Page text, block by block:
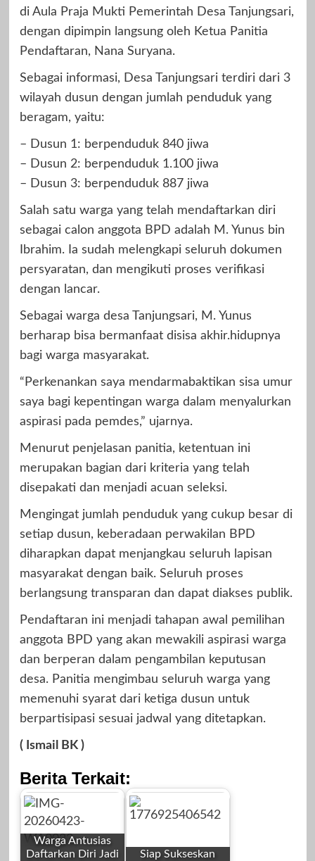
di Aula Praja Mukti Pemerintah Desa Tanjungsari,
dengan dipimpin langsung oleh Ketua Panitia
Pendaftaran, Nana Suryana.
Sebagai informasi, Desa Tanjungsari terdiri dari 3
wilayah dusun dengan jumlah penduduk yang
beragam, yaitu:
– Dusun 1: berpenduduk 840 jiwa
– Dusun 2: berpenduduk 1.100 jiwa
– Dusun 3: berpenduduk 887 jiwa
Salah satu warga yang telah mendaftarkan diri
sebagai calon anggota BPD adalah M. Yunus bin
Ibrahim. Ia sudah melengkapi seluruh dokumen
persyaratan, dan mengikuti proses verifikasi
dengan lancar.
Sebagai warga desa Tanjungsari, M. Yunus
berharap bisa bermanfaat disisa akhir.hidupnya
bagi warga masyarakat.
“Perkenankan saya mendarmabaktikan sisa umur
saya bagi kepentingan warga dalam menyalurkan
aspirasi pada pemdes,” ujarnya.
Menurut penjelasan panitia, ketentuan ini
merupakan bagian dari kriteria yang telah
disepakati dan menjadi acuan seleksi.
Mengingat jumlah penduduk yang cukup besar di
setiap dusun, keberadaan perwakilan BPD
diharapkan dapat menjangkau seluruh lapisan
masyarakat dengan baik. Seluruh proses
berlangsung transparan dan dapat diakses publik.
Pendaftaran ini menjadi tahapan awal pemilihan
anggota BPD yang akan mewakili aspirasi warga
dan berperan dalam pengambilan keputusan
desa. Panitia mengimbau seluruh warga yang
memenuhi syarat dari ketiga dusun untuk
berpartisipasi sesuai jadwal yang ditetapkan.
( Ismail BK )
Berita Terkait:
Warga Antusias
Daftarkan Diri Jadi
Siap Sukseskan